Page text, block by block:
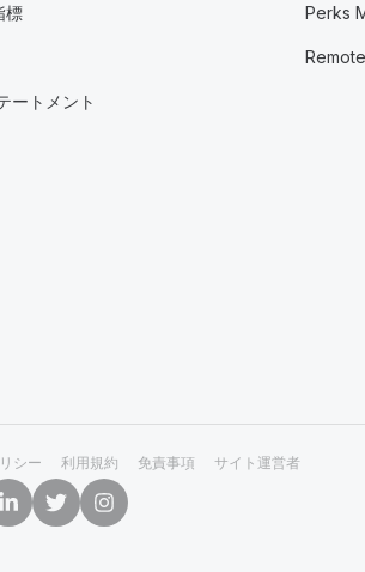
標
ートメント
Perks
シー 利用規約 免責事項 サイト運営者